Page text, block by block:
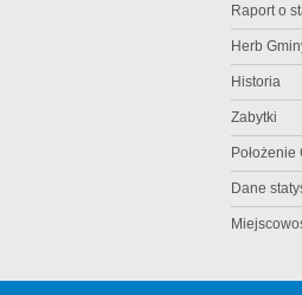
Raport o
Herb
Historia
Zabytki
Położenie
Dane